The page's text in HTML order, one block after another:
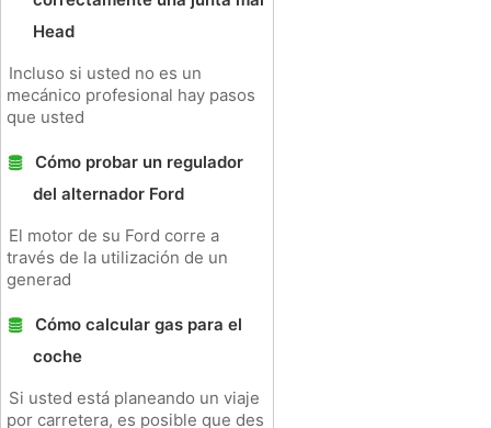
Head
Incluso si usted no es un
mecánico profesional hay pasos
que usted
Cómo probar un regulador
del alternador Ford
El motor de su Ford corre a
través de la utilización de un
generad
Cómo calcular gas para el
coche
Si usted está planeando un viaje
por carretera, es posible que des